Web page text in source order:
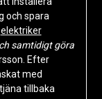
och spara
elektriker
samtidigt göra
Efter
med
tillbaka